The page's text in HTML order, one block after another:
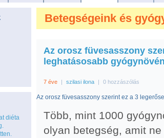
diéta
Betegségeink és
Az orosz füvesasszony
leghatásosabb
7 éve | szilasi ilona | 0 hozzászólás
Az orosz füvesasszony szerint ez a 3
Több, mint 1000
olyan betegség, amit